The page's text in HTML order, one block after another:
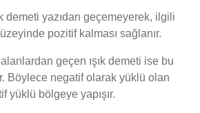
demeti yazıdan geçemeyerek, ilgili
pozitif kalması sağlanır.
geçen ışık demeti ise bu
Böylece negatif olarak yüklü olan
yüklü bölgeye yapışır.